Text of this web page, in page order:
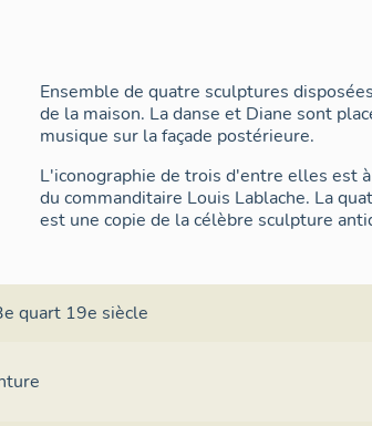
Ensemble de quatre sculptures
de la maison. La danse et Diane sont
musique sur la façade postérieure.
L'iconographie de trois d'entre elles est
du commanditaire Louis Lablache. La
est une copie de la célèbre sculpture
quart 19e siècle